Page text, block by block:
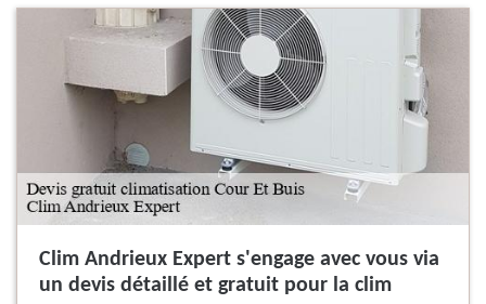
Clim Andrieux Expert s'engage avec vous via
un devis détaillé et gratuit pour la clim